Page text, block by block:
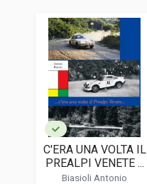
ISBN / EAN
9788879115995
Giorgio Nada
LINGUA DEL TESTO
DATA DI STAMPA
10/2014
C'ERA UNA VOLTA IL
PREALPI VENETE ...
Biasioli Antonio